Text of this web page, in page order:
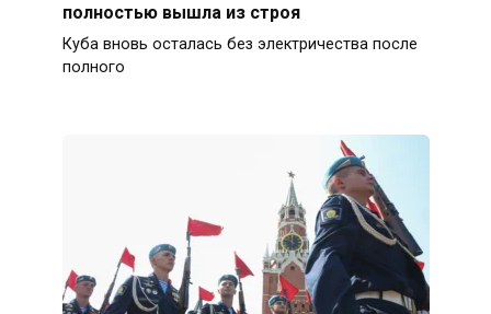
полностью вышла из строя
Куба вновь осталась без электричества после
полного